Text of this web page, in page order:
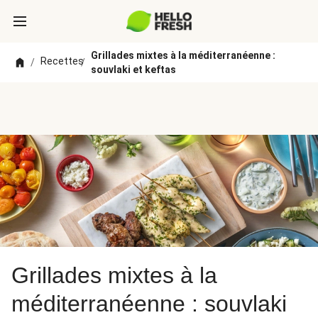
/ Recettes/
Grillades mixtes à la méditerranéenne :
souvlaki et keftas
Grillades mixtes à la
méditerranéenne : souvlaki